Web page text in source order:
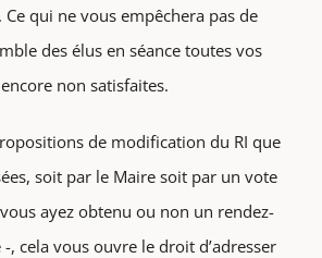
qui ne vous empêchera pas de
des élus en séance toutes vos
non satisfaites.
de modification du RI que
soit par le Maire soit par un vote
ayez obtenu ou non un rendez-
, cela vous ouvre le droit d’adresser